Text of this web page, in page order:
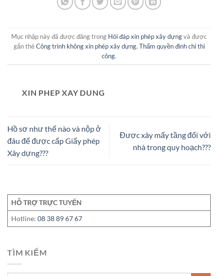
Mục nhập này đã được đăng trong Hỏi đáp xin phép xây dựngvà được
gắn thẻCông trình không xin phép xây dựng, Thẩm quyền đình chỉ thi
công.
XIN PHEP XAY DUNG
Hồ sơ như thế nào và nộp ở
đâu để được cấp Giấy phép
Xây dựng???
Được xây mấy tầng đối với
nhà trong quy hoạch???
HỖ TRỢ TRỰC TUYẾN
Hotline:08 38 89 67 67
TÌM KIẾM